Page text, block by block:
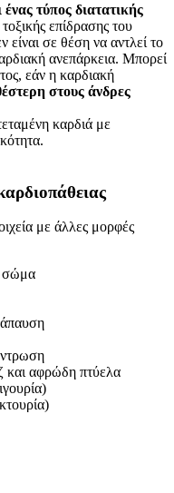
τύπος διατατικής
επίδρασης του
σε θέση να αντλεί το
ανεπάρκεια. Μπορεί
εάν η καρδιακή
στους άνδρες
καρδιά με
με άλλες μορφές
σώμα
και αφρώδη πτύελα